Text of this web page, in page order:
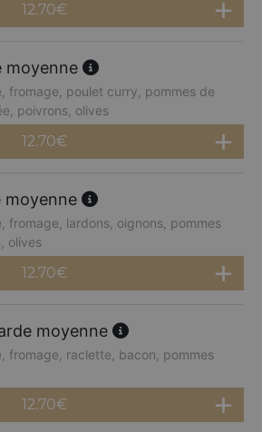
12.70€
moyenne
fromage, poulet curry, pommes de
poivrons, olives
12.70€
fromage, lardons, oignons, pommes
olives
12.70€
moyenne
fromage, raclette, bacon, pommes
12.70€